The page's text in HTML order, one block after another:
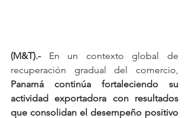
(M&T).- En un contexto global de
Panamá continúa fortaleciendo su
actividad exportadora con resultados
que consolidan el desempeño positivo